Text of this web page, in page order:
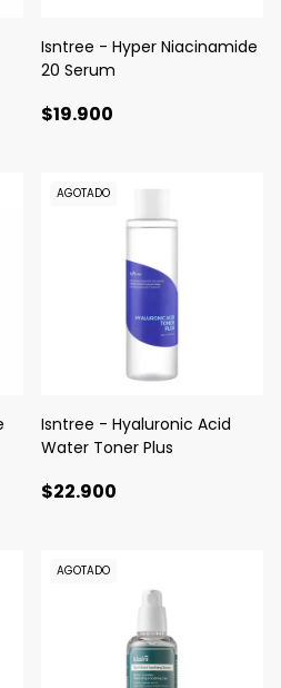
Isntree - Hyper Niacinamide
20 Serum
$19.900
AGOTADO
Isntree - Hyaluronic Acid
Water Toner Plus
$22.900
AGOTADO